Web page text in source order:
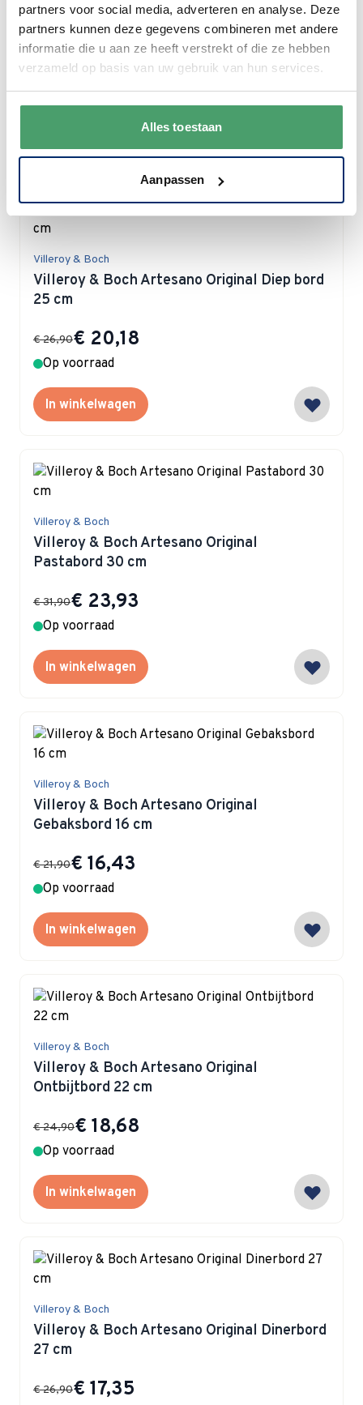
partners voor social media, adverteren en analyse. Deze
partners kunnen deze gegevens combineren met andere
informatie die u aan ze heeft verstrekt of die ze hebben
verzameld op basis van uw gebruik van hun services.
Alles toestaan
Aanpassen
Villeroy & Boch Artesano Original Slaschaal
24 cm
Special Price
€ 47,18
In bestelling - levertijd 1-2 weken
Villeroy & Boch
Villeroy & Boch Artesano Original Diep bord
25 cm
Special Price
€ 20,18
€ 26,90
Op voorraad
In winkelwagen
Villeroy & Boch
Villeroy & Boch Artesano Original
Pastabord 30 cm
Special Price
€ 23,93
€ 31,90
Op voorraad
In winkelwagen
Villeroy & Boch
Villeroy & Boch Artesano Original
Gebaksbord 16 cm
Special Price
€ 16,43
€ 21,90
Op voorraad
In winkelwagen
Villeroy & Boch
Villeroy & Boch Artesano Original
Ontbijtbord 22 cm
Special Price
€ 18,68
€ 24,90
Op voorraad
In winkelwagen
Villeroy & Boch
Villeroy & Boch Artesano Original Dinerbord
27 cm
Special Price
€ 17,35
€ 26,90